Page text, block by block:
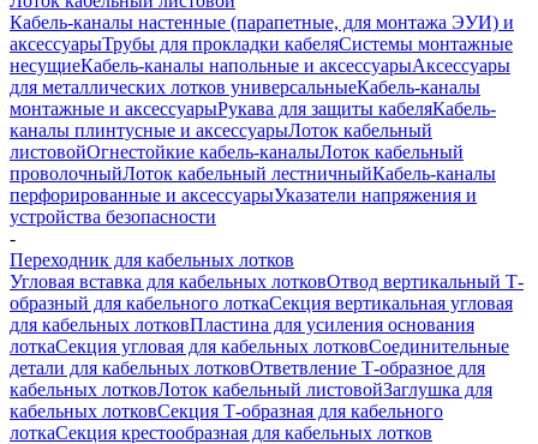
Кабель-каналы настенные (парапетные, для монтажа ЭУИ) и
аксессуарыТрубы для прокладки кабеляСистемы монтажные
несущиеКабель-каналы напольные и аксессуарыАксессуары
для металлических лотков универсальныеКабель-каналы
монтажные и аксессуарыРукава для защиты кабеляКабель-
каналы плинтусные и аксессуарыЛоток кабельный
листовойОгнестойкие кабель-каналыЛоток кабельный
проволочныйЛоток кабельный лестничныйКабель-каналы
перфорированные и аксессуарыУказатели напряжения и
устройства безопасности
-
Переходник для кабельных лотков
Угловая вставка для кабельных лотковОтвод вертикальный Т-
образный для кабельного лоткаСекция вертикальная угловая
для кабельных лотковПластина для усиления основания
лоткаСекция угловая для кабельных лотковСоединительные
детали для кабельных лотковОтветвление Т-образное для
кабельных лотковЛоток кабельный листовойЗаглушка для
кабельных лотковСекция Т-образная для кабельного
лоткаСекция крестообразная для кабельных лотков